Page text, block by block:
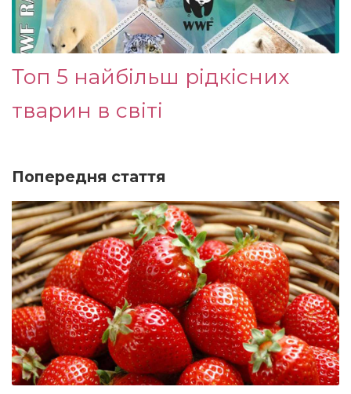
Топ 5 найбільш рідкісних
тварин в світі
Попередня стаття